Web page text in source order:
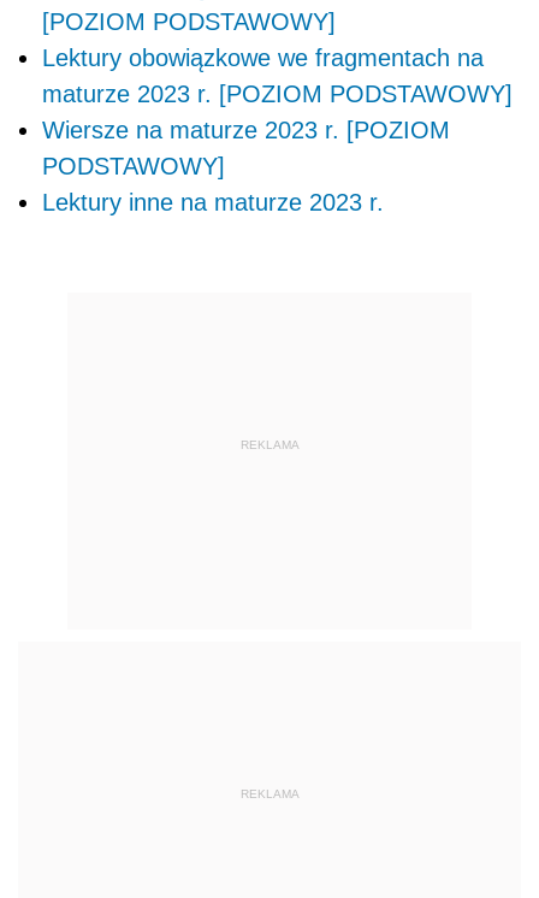
[POZIOM PODSTAWOWY]
Lektury obowiązkowe we fragmentach na
maturze 2023 r. [POZIOM PODSTAWOWY]
Wiersze na maturze 2023 r. [POZIOM
PODSTAWOWY]
Lektury inne na maturze 2023 r.
REKLAMA
REKLAMA